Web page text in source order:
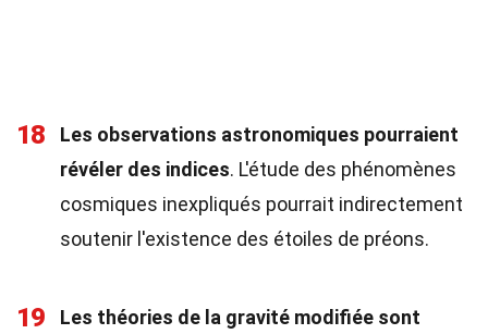
18
Les observations astronomiques pourraient
révéler des indices. L'étude des phénomènes
cosmiques inexpliqués pourrait indirectement
soutenir l'existence des étoiles de préons.
19
Les théories de la gravité modifiée sont